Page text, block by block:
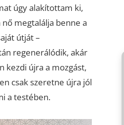
úgy alakítottam ki,
megtalálja benne a
útját –
regenerálódik, akár
kezdi újra a mozgást,
csak szeretne újra jól
a testében.